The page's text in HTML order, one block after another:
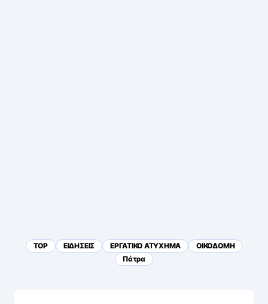
TOP ΕΙΔΗΣΕΙΣ ΕΡΓΑΤΙΚΟ ΑΤΥΧΗΜΑ
ΟΙΚΟΔΟΜΗ
Πάτρα